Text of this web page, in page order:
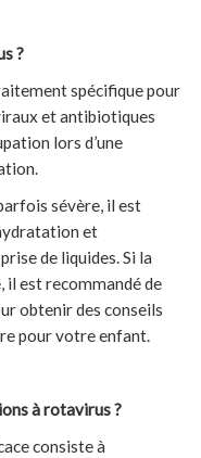
?
spécifique pour
et antibiotiques
lors d’une
sévère, il est
et
de liquides. Si la
est recommandé de
obtenir des conseils
pour votre enfant.
à rotavirus ?
consiste à